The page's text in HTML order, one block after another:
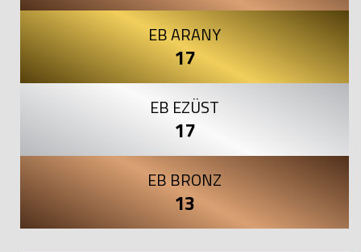
EB ARANY
17
EB EZÜST
17
EB BRONZ
13